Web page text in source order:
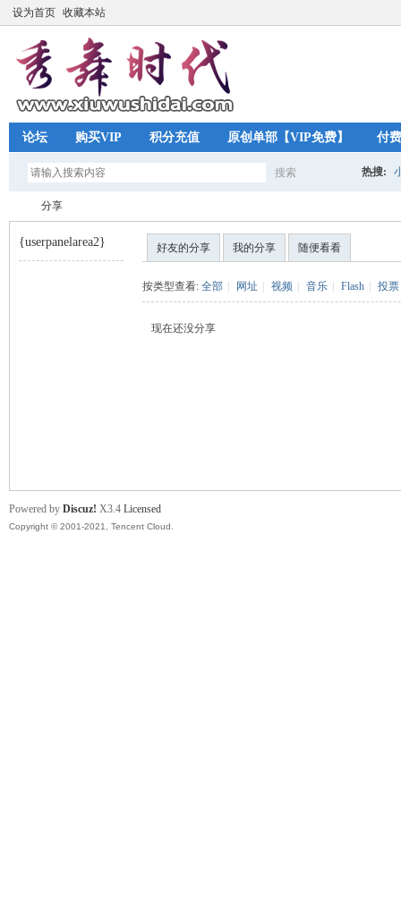
设为首页 收藏本站
论坛 购买VIP 积分充值 原创单部【VIP免费】 付
搜索 热搜:
分享
{userpanelarea2} 好友的分享 我的分享 随便看看
按类型查看: 全部 网址 视频 音乐 Flash 投票
现在还没分享
Powered by Discuz! X3.4 Licensed
Copyright © 2001-2021, Tencent Cloud.